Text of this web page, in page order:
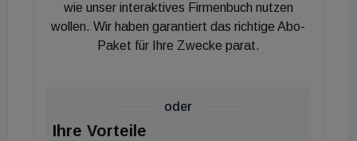
wie unser interaktives Firmenbuch nutzen
wollen. Wir haben garantiert das richtige Abo-
Paket für Ihre Zwecke parat.
oder
Ihre Vorteile